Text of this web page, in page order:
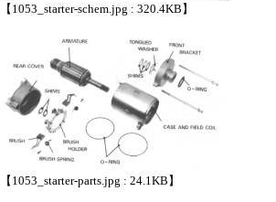
【1053_starter-schem.jpg : 320.4KB】
【1053_starter-parts.jpg : 24.1KB】